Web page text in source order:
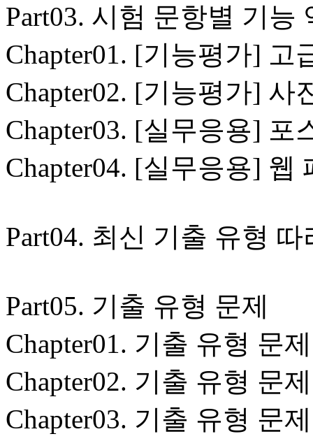
Part03. 시험 문항별 기능
Chapter01. [기능평가] 고
Chapter02. [기능평가] 사
Chapter03. [실무응용] 포
Chapter04. [실무응용] 웹
Part04. 최신 기출 유형
Part05. 기출 유형 문제
Chapter01. 기출 유형 문
Chapter02. 기출 유형 문
Chapter03. 기출 유형 문